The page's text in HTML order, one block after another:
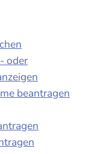
oder
beantragen